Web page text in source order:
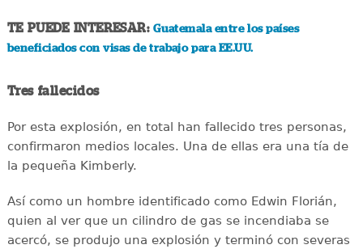
TE PUEDE INTERESAR:Guatemala entre los países
beneficiados con visas de trabajo para EE.UU.
Tres fallecidos
Por esta explosión, en total han fallecido tres personas,
confirmaron medios locales. Una de ellas era una tía de
la pequeña Kimberly.
Así como un hombre identificado como Edwin Florián,
quien al ver que un cilindro de gas se incendiaba se
acercó, se produjo una explosión y terminó con severas